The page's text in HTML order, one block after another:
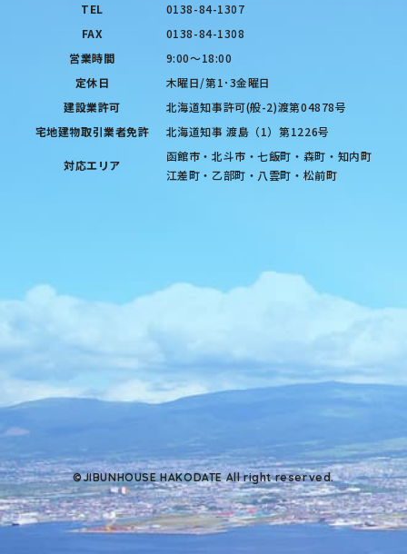
TEL
0138-84-1307
FAX
0138-84-1308
営業時間
9:00〜18:00
定休日
木曜日/第1･3金曜日
建設業許可
北海道知事許可(般-2)渡第04878号
宅地建物取引業者免許
北海道知事 渡島（1）第1226号
対応エリア
函館市・北斗市・七飯町・森町・知内町
江差町・乙部町・八雲町・松前町
©JIBUNHOUSE HAKODATE All right reserved.